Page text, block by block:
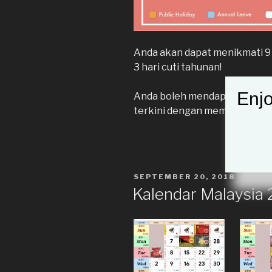
Anda akan dapat menikmati
3 hari cuti tahunan!
Anda boleh mendapatkan
terkini dengan memuat turun
DIKIRIM
SEPTEMBER 20, 2018
Kalendar Malaysia